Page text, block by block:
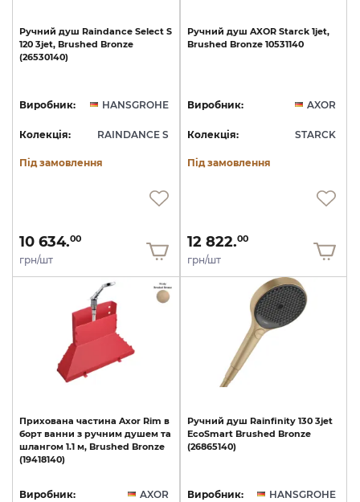
Ручний душ Raindance Select S
120 3jet, Brushed Bronze
(26530140)
Виробник: HANSGROHE
Колекція: RAINDANCE S
Під замовлення
10 634.00
грн/шт
Ручний душ AXOR Starck 1jet,
Brushed Bronze 10531140
Виробник: AXOR
Колекція: STARCK
Під замовлення
12 822.00
грн/шт
Прихована частина Axor Rim в
борт ванни з ручним душем та
шлангом 1.1 м, Brushed Bronze
(19418140)
Виробник: AXOR
Ручний душ Rainfinity 130 3jet
EcoSmart Brushed Bronze
(26865140)
Виробник: HANSGROHE